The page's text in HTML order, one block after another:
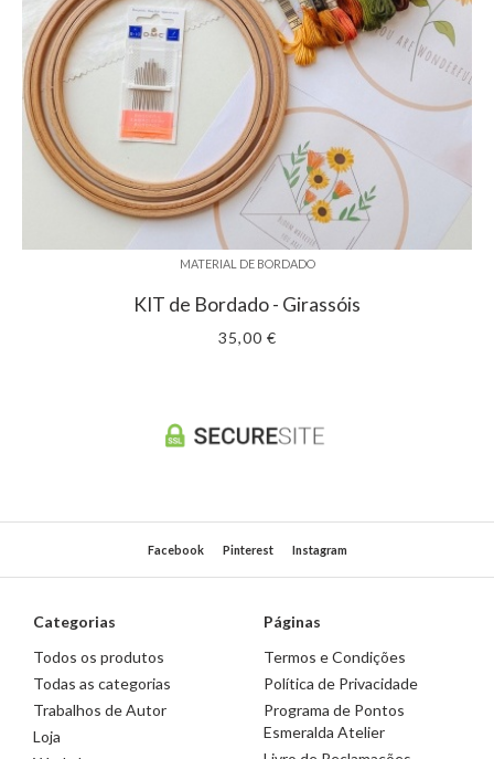
MATERIAL DE BORDADO
KIT de Bordado - Girassóis
35,00 €
Facebook Pinterest Instagram
Categorias
Todos os produtos
Todas as categorias
Trabalhos de Autor
Loja
Páginas
Termos e Condições
Política de Privacidade
Programa de Pontos
Esmeralda Atelier